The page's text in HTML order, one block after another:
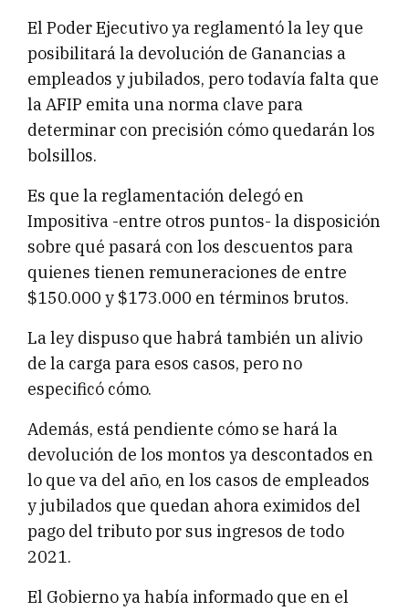
El Poder Ejecutivo ya reglamentó la ley que
posibilitará la devolución de Ganancias a
empleados y jubilados, pero todavía falta que
la AFIP emita una norma clave para
determinar con precisión cómo quedarán los
bolsillos.
Es que la reglamentación delegó en
Impositiva -entre otros puntos- la disposición
sobre qué pasará con los descuentos para
quienes tienen remuneraciones de entre
$150.000 y $173.000 en términos brutos.
La ley dispuso que habrá también un alivio
de la carga para esos casos, pero no
especificó cómo.
Además, está pendiente cómo se hará la
devolución de los montos ya descontados en
lo que va del año, en los casos de empleados
y jubilados que quedan ahora eximidos del
pago del tributo por sus ingresos de todo
2021.
El Gobierno ya había informado que en el